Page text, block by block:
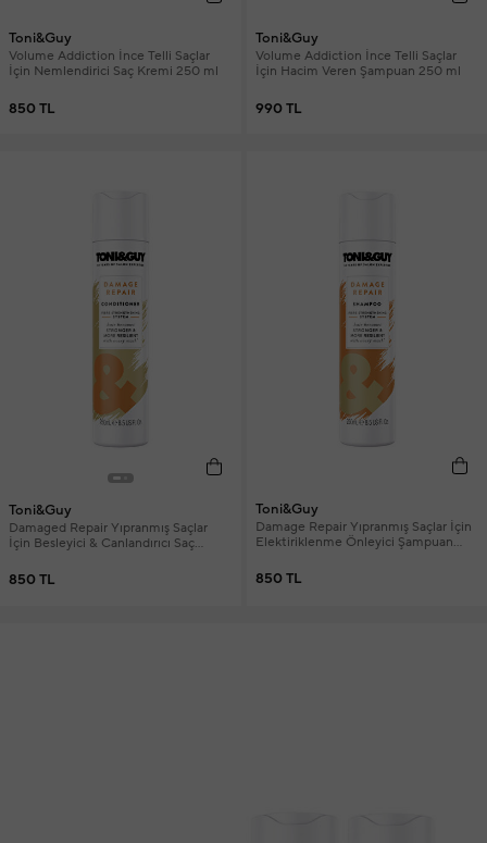
Toni&Guy
Volume Addiction İnce Telli Saçlar
İçin Nemlendirici Saç Kremi 250 ml
850 TL
Toni&Guy
Volume Addiction İnce Telli Saçlar
İçin Hacim Veren Şampuan 250 ml
990 TL
Toni&Guy
Damaged Repair Yıpranmış Saçlar
İçin Besleyici & Canlandırıcı Saç
850 TL
Toni&Guy
Damage Repair Yıpranmış Saçlar İçin
Elektiriklenme Önleyici Şampuan
850 TL